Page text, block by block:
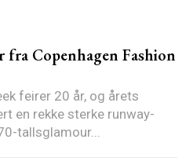
Copenhagen Fashion
feirer 20 år, og årets
en rekke sterke runway-
tallsglamour...